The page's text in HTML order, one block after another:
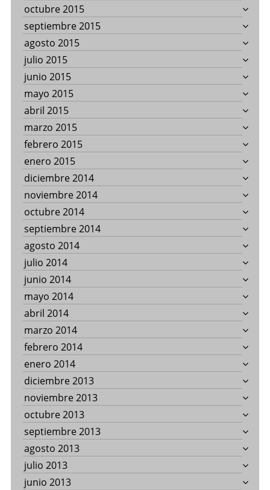
octubre 2015
septiembre 2015
agosto 2015
julio 2015
junio 2015
mayo 2015
abril 2015
marzo 2015
febrero 2015
enero 2015
diciembre 2014
noviembre 2014
octubre 2014
septiembre 2014
agosto 2014
julio 2014
junio 2014
mayo 2014
abril 2014
marzo 2014
febrero 2014
enero 2014
diciembre 2013
noviembre 2013
octubre 2013
septiembre 2013
agosto 2013
julio 2013
junio 2013